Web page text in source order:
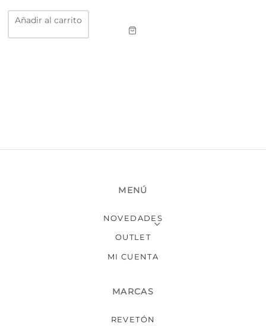
Añadir al carrito
MENÚ
NOVEDADES
OUTLET
MI CUENTA
MARCAS
REVETÓN